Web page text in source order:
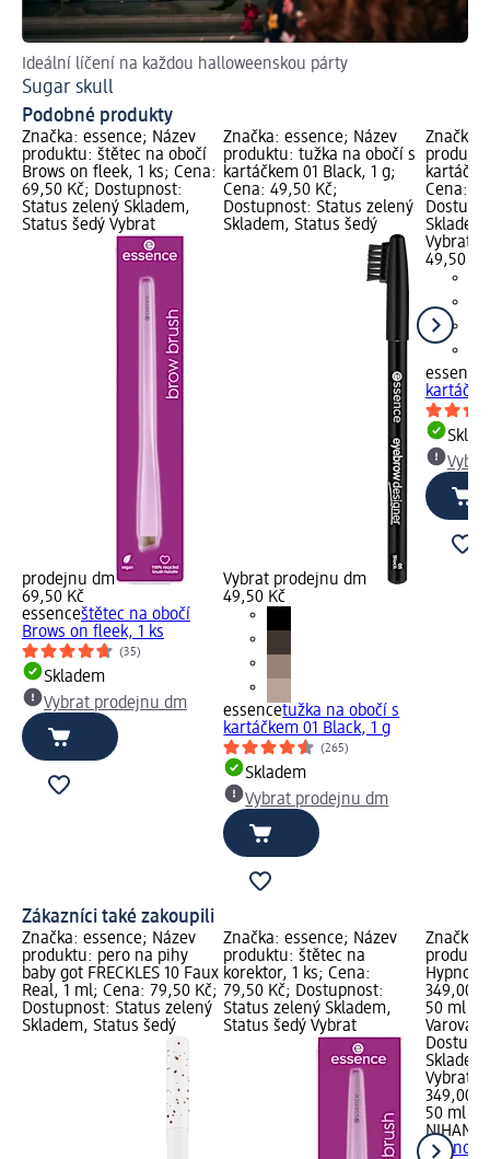
Ideální líčení na každou halloweenskou párty
Sugar skull
Podobné produkty
Značka: essence; Název
produktu: štětec na obočí
Brows on fleek, 1 ks; Cena:
69,50 Kč; Dostupnost:
Status zelený Skladem,
Status šedý Vybrat
prodejnu dm
69,50 Kč
essenceštětec na obočí
Brows on fleek, 1 ks
(35)
Skladem
Vybrat prodejnu dm
Značka: essence; Název
produktu: tužka na obočí s
kartáčkem 01 Black, 1 g;
Cena: 49,50 Kč;
Dostupnost: Status zelený
Skladem, Status šedý
Vybrat prodejnu dm
49,50 Kč
essencetužka na obočí s
kartáčkem 01 Black, 1 g
(265)
Skladem
Vybrat prodejnu dm
Značka:
Cena:
Vybrat
49,50 Kč
essence
Zákazníci také zakoupili
Značka: essence; Název
produktu: pero na pihy
baby got FRECKLES 10 Faux
Real, 1 ml; Cena: 79,50 Kč;
Dostupnost: Status zelený
Skladem, Status šedý
Značka: essence; Název
produktu: štětec na
korektor, 1 ks; Cena:
79,50 Kč; Dostupnost:
Status zelený Skladem,
Status šedý Vybrat
Značka:
349,00
50 ml
Vybrat
349,00
50 ml
NIHAN